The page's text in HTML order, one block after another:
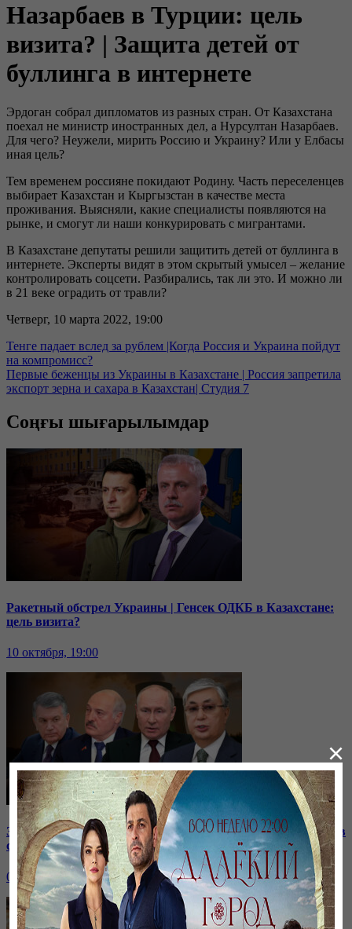
Назарбаев в Турции: цель
визита? | Защита детей от
буллинга в интернете
Эрдоган собрал дипломатов из разных стран. От Казахстана
поехал не министр иностранных дел, а Нурсултан Назарбаев.
Для чего? Неужели, мирить Россию и Украину? Или у Елбасы
иная цель?
Тем временем россияне покидают Родину. Часть переселенцев
выбирает Казахстан и Кыргызстан в качестве места
проживания. Выясняли, какие специалисты появляются на
рынке, и смогут ли наши конкурировать с мигрантами.
В Казахстане депутаты решили защитить детей от буллинга в
интернете. Эксперты видят в этом скрытый умысел – желание
контролировать соцсети. Разбирались, так ли это. И можно ли
в 21 веке оградить от травли?
Четверг, 10 марта 2022, 19:00
Тенге падает вслед за рублем |Когда Россия и Украина пойдут
на компромисс?
Первые беженцы из Украины в Казахстане | Россия запретила
экспорт зерна и сахара в Казахстан| Студия 7
Соңғы шығарылымдар
Ракетный обстрел Украины | Генсек ОДКБ в Казахстане:
цель визита?
10 октября, 19:00
Зачем встретились лидеры стран СНГ? | Роль Казахстана в
строительстве нашей АЭС
07 октября, 19:00
×